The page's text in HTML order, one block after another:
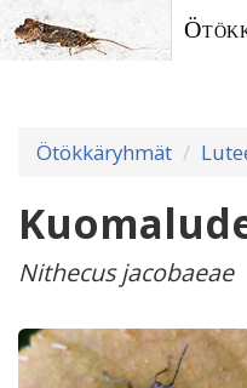
Ötökkäryhmät
Nithecus jacobaeae